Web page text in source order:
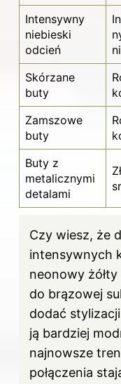
Intensywny
niebieski
odcień
Skórzane
buty
Zamszowe
buty
Buty z
metalicznymi
detalami
Czy wiesz, że
intensywnych
neonowy
do brązowej
dodać
ją bardziej
najnowsze
połączenia